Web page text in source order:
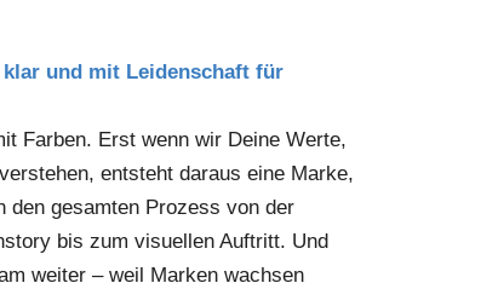
und mit Leidenschaft für
Farben. Erst wenn wir Deine Werte,
entsteht daraus eine Marke,
den gesamten Prozess von der
bis zum visuellen Auftritt. Und
weiter – weil Marken wachsen